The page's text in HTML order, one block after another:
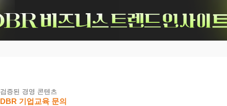
검증된 경영 콘텐츠
DBR 기업교육 문의